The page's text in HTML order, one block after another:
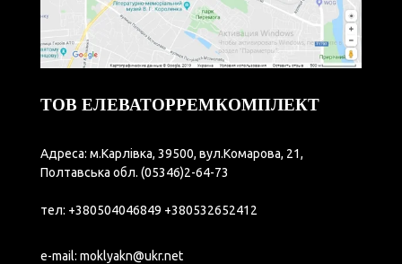
ТОВ ЕЛЕВАТОРРЕМКОМПЛЕКТ
Адреса: м.Карлівка, 39500, вул.Комарова, 21,
Полтавська обл. (05346)2-64-73
тел: +380504046849 +380532652412
e-mail: moklyakn@ukr.net